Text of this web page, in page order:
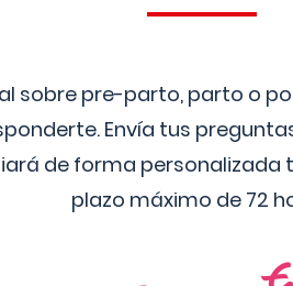
sobre pre-parto, parto o
Envía tus
de forma personalizada
plazo máximo de 72